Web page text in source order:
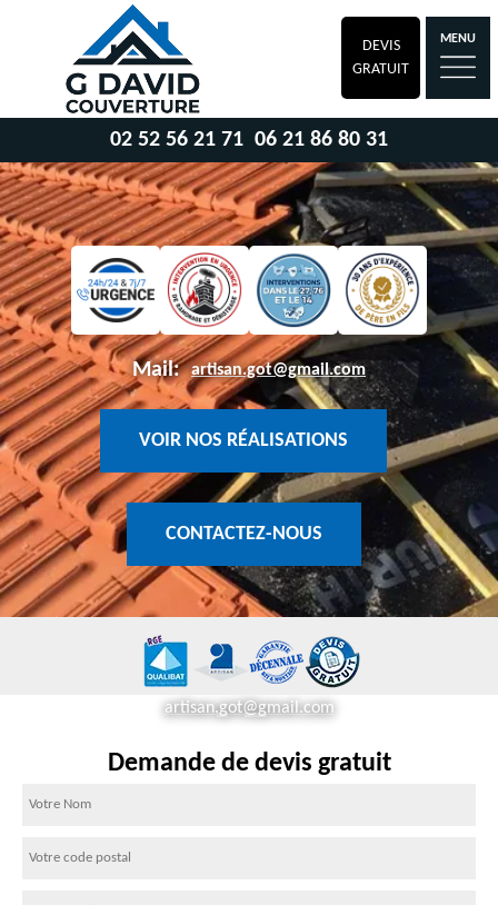
DEVIS
GRATUIT
MENU
02 52 56 21 71 06 21 86 80 31
Mail: artisan.got@gmail.com
VOIR NOS RÉALISATIONS
CONTACTEZ-NOUS
artisan.got@gmail.com
Demande de devis gratuit